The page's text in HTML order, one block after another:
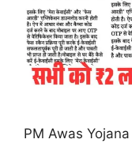
PM Awas Yojana